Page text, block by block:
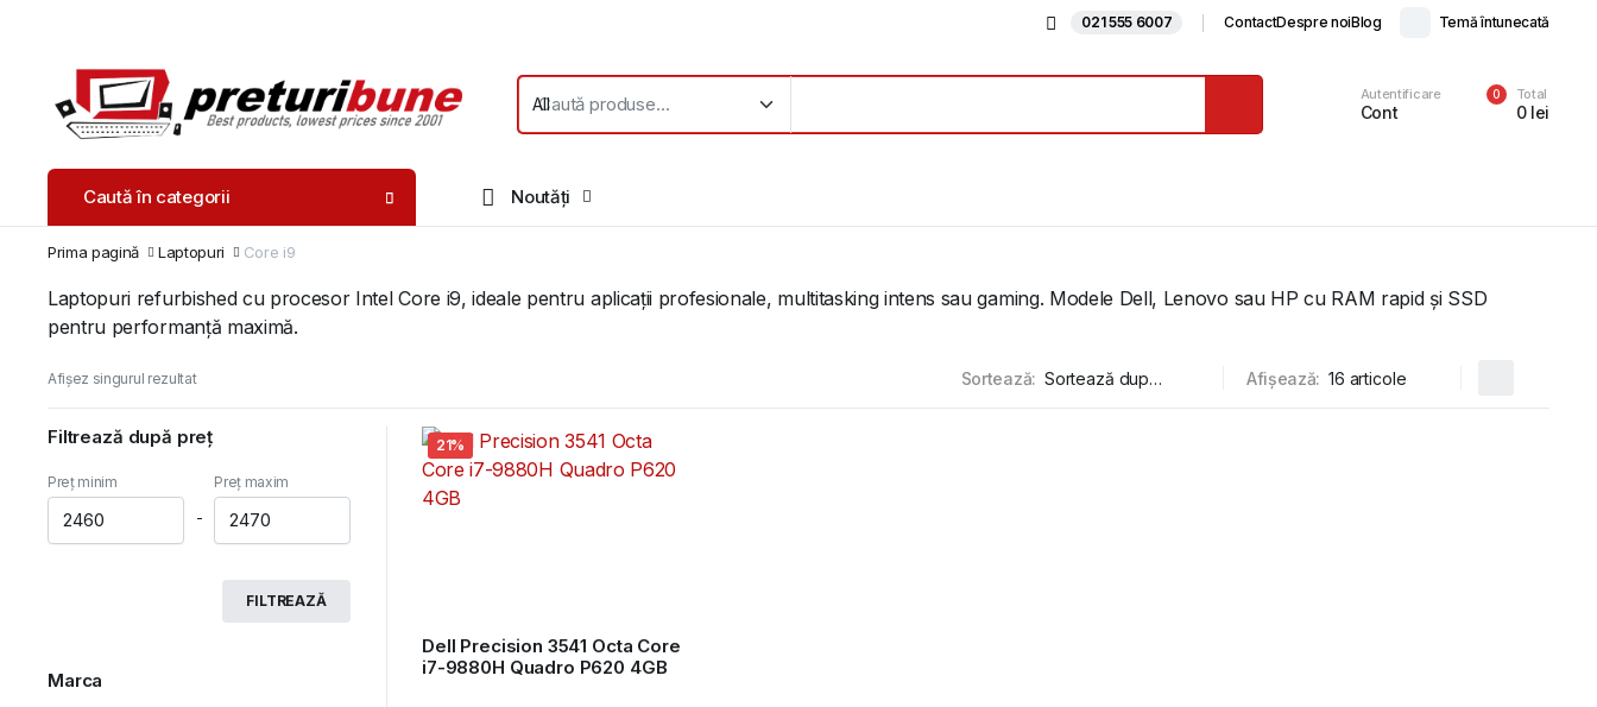
021 555 6007 ContactDespre noiBlog Temă întunecată
Autentificare
Cont
0 Total
0 lei
Caută în categorii Noutăți
Prima pagină Laptopuri Core i9
Laptopuri refurbished cu procesor Intel Core i9, ideale pentru aplicații profesionale, multitasking intens sau gaming. Modele Dell, Lenovo sau HP cu RAM rapid și SSD
pentru performanță maximă.
Afișez singurul rezultat Sortează: Afișează:
21%
Dell Precision 3541 Octa Core
i7-9880H Quadro P620 4GB
Filtrează după preț
Preț minim
-
Preț maxim
FILTREAZĂ
Marca